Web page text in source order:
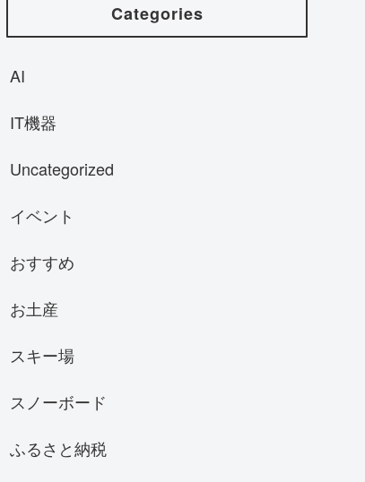
Categories
AI
IT機器
Uncategorized
イベント
おすすめ
お土産
スキー場
スノーボード
ふるさと納税